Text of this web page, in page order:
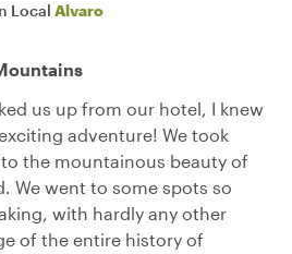
Local Alvaro
us up from our hotel, I knew
adventure! We took
the mountainous beauty of
We went to some spots so
with hardly any other
of the entire history of